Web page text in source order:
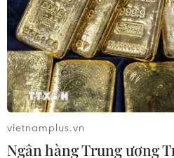
vietnamplus.vn
Ngân hàng Trung ương